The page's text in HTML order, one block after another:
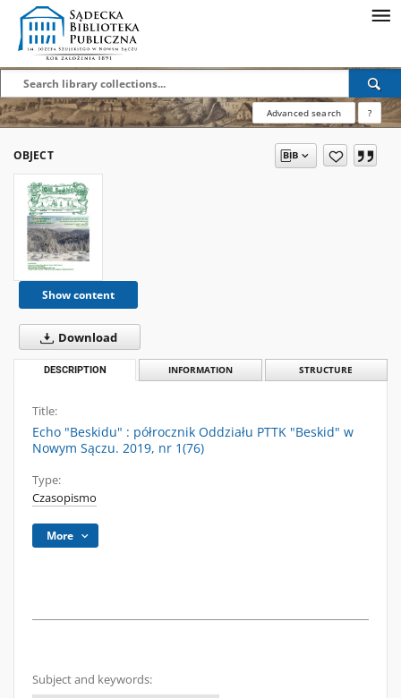
Advanced search ?
OBJECT
Show content
Download
DESCRIPTION INFORMATION STRUCTURE
Title:
Echo "Beskidu" : półrocznik Oddziału PTTK "Beskid" w
Nowym Sączu. 2019, nr 1(76)
Type:
Czasopismo
More
Subject and keywords: